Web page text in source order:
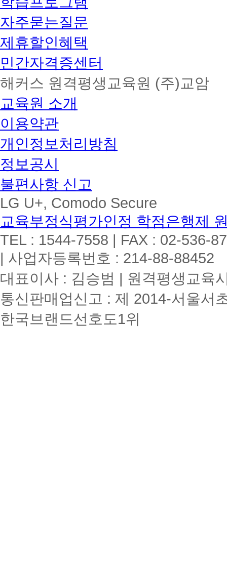
자주묻는질문
제휴할인혜택
민간자격증센터
해커스 원격평생교육원 (주)교암
교육원 소개
이용약관
개인정보처리방침
정보공시
불편사항 신고
LG U+, Comodo Secure
교육부정식평가인정 학점은행제
TEL : 1544-7558 | FAX : 02-536-
| 사업자등록번호 : 214-88-88452
대표이사 : 김승범 | 원격평생교육
통신판매업신고 : 제 2014-서울서
한국브랜드선호도1위